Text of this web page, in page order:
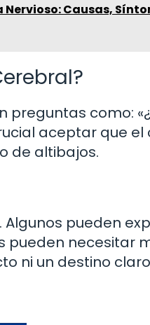
Causas,
preguntas como:
aceptar que
de altibajos.
pueden
necesitar
ni un destino